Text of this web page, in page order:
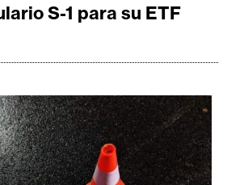
S-1 para su ETF